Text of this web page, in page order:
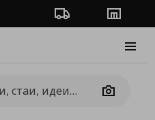
Проследяване на
Camera